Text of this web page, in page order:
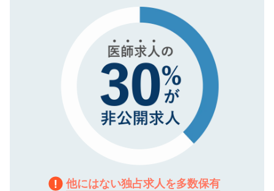
で、機密保持に関してもご安心ください。
他にはない独占求人を多数保有